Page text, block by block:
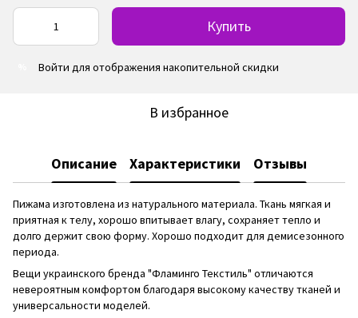
Купить
Войти для отображения накопительной скидки
В избранное
Описание Характеристики Отзывы
Пижама изготовлена из натурального материала. Ткань мягкая и
приятная к телу, хорошо впитывает влагу, сохраняет тепло и
долго держит свою форму. Хорошо подходит для демисезонного
периода.
Вещи украинского бренда "Фламинго Текстиль" отличаются
невероятным комфортом благодаря высокому качеству тканей и
универсальности моделей.